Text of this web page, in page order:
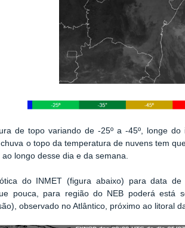
de topo variando de -25º a -45º, longe
o topo da temperatura de nuvens tem
longo desse dia e da semana.
do INMET (figura abaixo) para data
pouca, para região do NEB poderá está
observado no Atlântico, próximo ao litoral